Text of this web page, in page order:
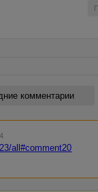
комментарии
all#comment20